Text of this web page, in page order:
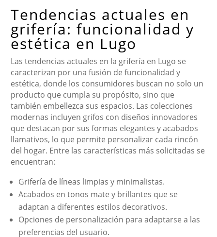
Tendencias actuales en
grifería: funcionalidad y
estética en Lugo
Las tendencias actuales en la grifería en Lugo se
caracterizan por una fusión de funcionalidad y
estética, donde los consumidores buscan no solo un
producto que cumpla su propósito, sino que
también embellezca sus espacios. Las colecciones
modernas incluyen grifos con diseños innovadores
que destacan por sus formas elegantes y acabados
llamativos, lo que permite personalizar cada rincón
del hogar. Entre las características más solicitadas se
encuentran:
Grifería de líneas limpias y minimalistas.
Acabados en tonos mate y brillantes que se
adaptan a diferentes estilos decorativos.
Opciones de personalización para adaptarse a las
preferencias del usuario.